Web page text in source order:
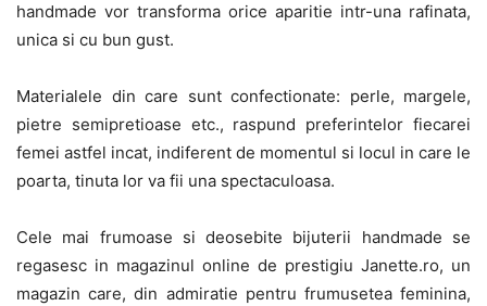
handmade vor transforma orice aparitie intr-una rafinata,
unica si cu bun gust.
Materialele din care sunt confectionate: perle, margele,
pietre semipretioase etc., raspund preferintelor fiecarei
femei astfel incat, indiferent de momentul si locul in care le
poarta, tinuta lor va fii una spectaculoasa.
Cele mai frumoase si deosebite bijuterii handmade se
regasesc in magazinul online de prestigiu Janette.ro, un
magazin care, din admiratie pentru frumusetea feminina,